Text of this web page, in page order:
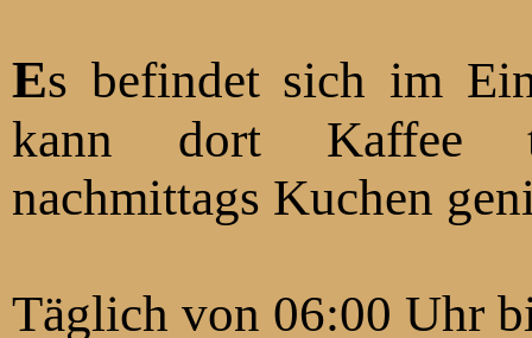
Es befindet sich im Einkaufszentrum Rhönhof. Man
kann dort Kaffee
nachmittags Kuchen
Täglich von 06:00 Uhr